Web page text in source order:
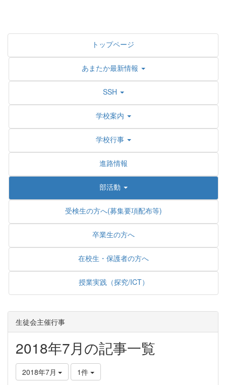
トップページ
あまたか最新情報
SSH
学校案内
学校行事
進路情報
部活動
受検生の方へ(募集要項配布等)
卒業生の方へ
在校生・保護者の方へ
授業実践（探究/ICT）
生徒会主催行事
2018年7月の記事一覧
2018年7月 1件